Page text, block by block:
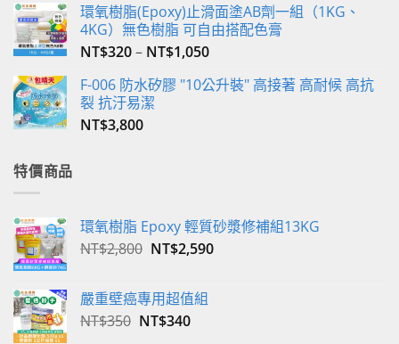
選
擇
選
選
擇
選
環氧樹脂(Epoxy)止滑面塗AB劑一組（1KG、
4KG）無色樹脂 可自由搭配色膏
NT$320– NT$1,050
F-006 防水矽膠 "10公升裝" 高接著 高耐候 高抗
裂 抗汙易潔
NT$3,800
特價商品
環氧樹脂 Epoxy 輕質砂漿修補組13KG
NT$2,800 原
格：
NT$2,800。
NT$2,590目
嚴重壁癌專用超值組
NT$350 原
NT$340目